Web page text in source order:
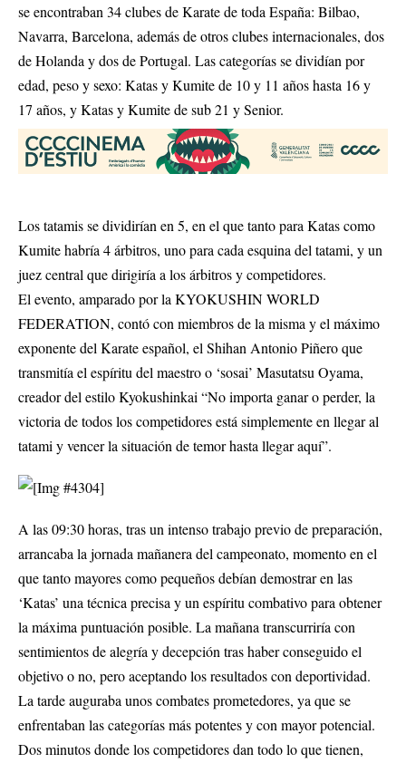
se encontraban 34 clubes de Karate de toda España: Bilbao,
Navarra, Barcelona, además de otros clubes internacionales, dos
de Holanda y dos de Portugal. Las categorías se dividían por
edad, peso y sexo: Katas y Kumite de 10 y 11 años hasta 16 y
17 años, y Katas y Kumite de sub 21 y Senior.
Los tatamis se dividirían en 5, en el que tanto para Katas como
Kumite habría 4 árbitros, uno para cada esquina del tatami, y un
juez central que dirigiría a los árbitros y competidores.
El evento, amparado por la KYOKUSHIN WORLD
FEDERATION, contó con miembros de la misma y el máximo
exponente del Karate español, el Shihan Antonio Piñero que
transmitía el espíritu del maestro o ‘sosai’ Masutatsu Oyama,
creador del estilo Kyokushinkai “No importa ganar o perder, la
victoria de todos los competidores está simplemente en llegar al
tatami y vencer la situación de temor hasta llegar aquí”.
A las 09:30 horas, tras un intenso trabajo previo de preparación,
arrancaba la jornada mañanera del campeonato, momento en el
que tanto mayores como pequeños debían demostrar en las
‘Katas’ una técnica precisa y un espíritu combativo para obtener
la máxima puntuación posible. La mañana transcurriría con
sentimientos de alegría y decepción tras haber conseguido el
objetivo o no, pero aceptando los resultados con deportividad.
La tarde auguraba unos combates prometedores, ya que se
enfrentaban las categorías más potentes y con mayor potencial.
Dos minutos donde los competidores dan todo lo que tienen,